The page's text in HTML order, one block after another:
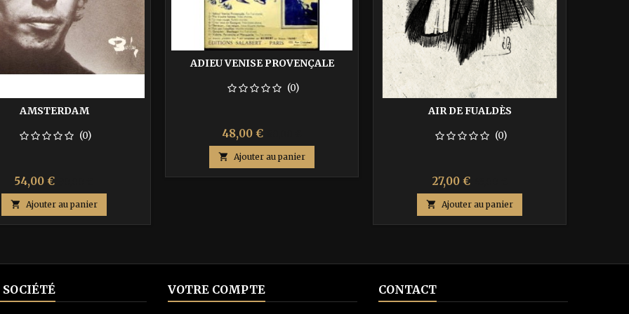
AMSTERDAM
(0)
Prix
54,00 €
base
 Ajouter au panier
ADIEU VENISE PROVENÇALE
(0)
Prix
48,00 €
base
 Ajouter au panier
AIR DE FUALDÈS
(0)
Prix
27,00 €
base
 Ajouter au panier
VOTRE COMPTE CONTACT